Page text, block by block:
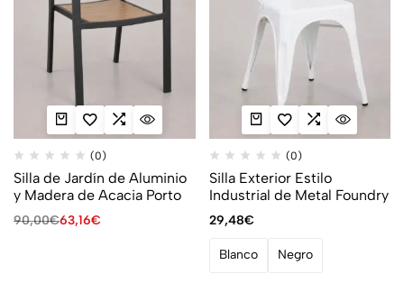
(0)
Silla de Jardín de Aluminio
y Madera de Acacia Porto
90,00€63,16€
(0)
Silla Exterior Estilo
Industrial de Metal Foundry
29,48€
Blanco Negro